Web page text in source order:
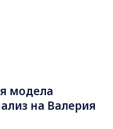
модела
на Валерия